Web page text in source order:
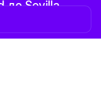
до Sevilla